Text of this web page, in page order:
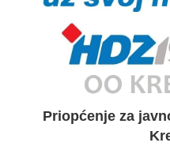
Priopćenje za